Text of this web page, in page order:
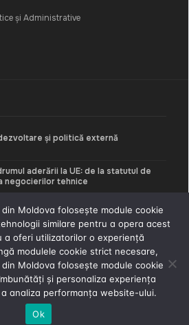
și Administrative
și politică externă
aderării la UE: de la statutul de
negocierilor tehnice
ordine globală: implicații pentru
din Moldova · Facultatea de Relaţii
şi Administrative
Moldova folosește module cookie
similare pentru a opera acest
a oferi utilizatorilor o experiență
modulele cookie strict necesare,
Moldova folosește module cookie
și personaliza experiența
analiza performanța website-ului.
Ok